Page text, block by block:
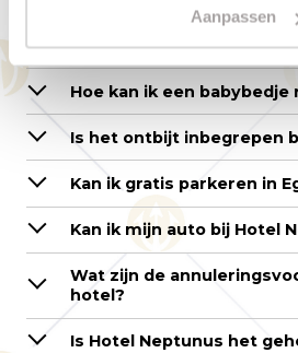
Aanpassen
Is online reserveren en
Hoe kan ik een babybedje
Is het ontbijt inbegrepen
Kan ik gratis parkeren in
Kan ik mijn auto bij Hotel
Wat zijn de
hotel?
Is Hotel Neptunus het